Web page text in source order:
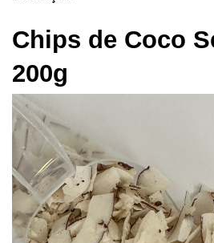
Chips de Coco
200g